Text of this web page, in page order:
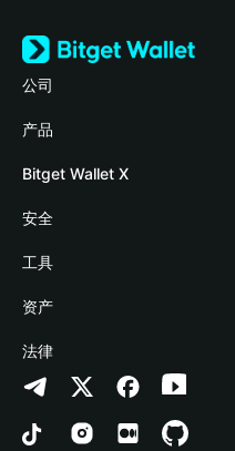
公司
关于 Bitget Wallet
博客
学院
加密资讯
帮助中心
联系我们
品牌资源
工作机会
产品
加密卡
稳定币理财
Payfi Crypto
Crypto Swap API
山寨季指数
预测市场
DApp
Bitget Wallet X
开发者文档
接入钱包
Bitget Wallet Pay
合作上架
安全
风险保障基金
安全防护技术
工具
快捷买币
授权检测
合约检测
批量转账
资产
Arbitrum
Avalanche
Bitcoin
法律
隐私协议
用户使用协议